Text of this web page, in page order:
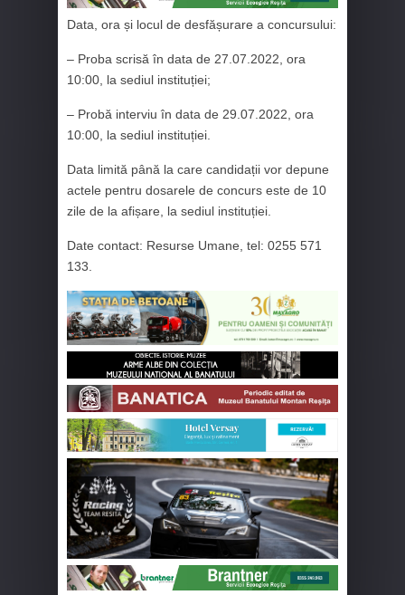
Data, ora și locul de desfășurare a concursului:
– Proba scrisă în data de 27.07.2022, ora
10:00, la sediul instituției;
– Probă interviu în data de 29.07.2022, ora
10:00, la sediul instituției.
Data limită până la care candidații vor depune
actele pentru dosarele de concurs este de 10
zile de la afișare, la sediul instituției.
Date contact: Resurse Umane, tel: 0255 571
133.